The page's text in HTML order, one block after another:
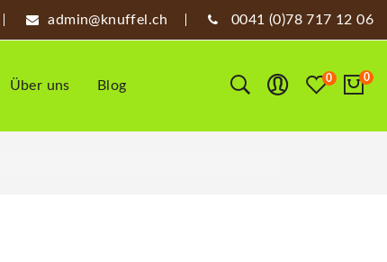
admin@knuffel.ch 0041 (0)78 717 12 06
Über uns Blog 0 0